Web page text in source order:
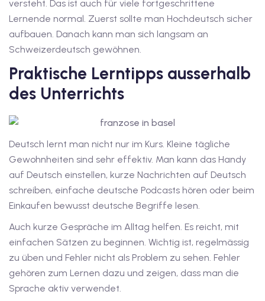
mit Gutschein
mit
den fide-Test
versteht. Das ist auch für viele fortgeschrittene
Lernende normal. Zuerst sollte man Hochdeutsch sicher
aufbauen. Danach kann man sich langsam an
Schweizerdeutsch gewöhnen.
Praktische Lerntipps ausserhalb
des Unterrichts
Deutsch lernt man nicht nur im Kurs. Kleine tägliche
Gewohnheiten sind sehr effektiv. Man kann das Handy
auf Deutsch einstellen, kurze Nachrichten auf Deutsch
schreiben, einfache deutsche Podcasts hören oder beim
Einkaufen bewusst deutsche Begriffe lesen.
Auch kurze Gespräche im Alltag helfen. Es reicht, mit
einfachen Sätzen zu beginnen. Wichtig ist, regelmässig
zu üben und Fehler nicht als Problem zu sehen. Fehler
gehören zum Lernen dazu und zeigen, dass man die
Sprache aktiv verwendet.